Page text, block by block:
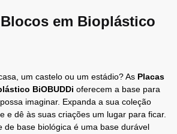
em Bioplástico
um castelo ou um estádio? As Placas
BiOBUDDi oferecem a base para
imaginar. Expanda a sua coleção
e dê às suas criações um lugar para ficar.
de base biológica é uma base durável